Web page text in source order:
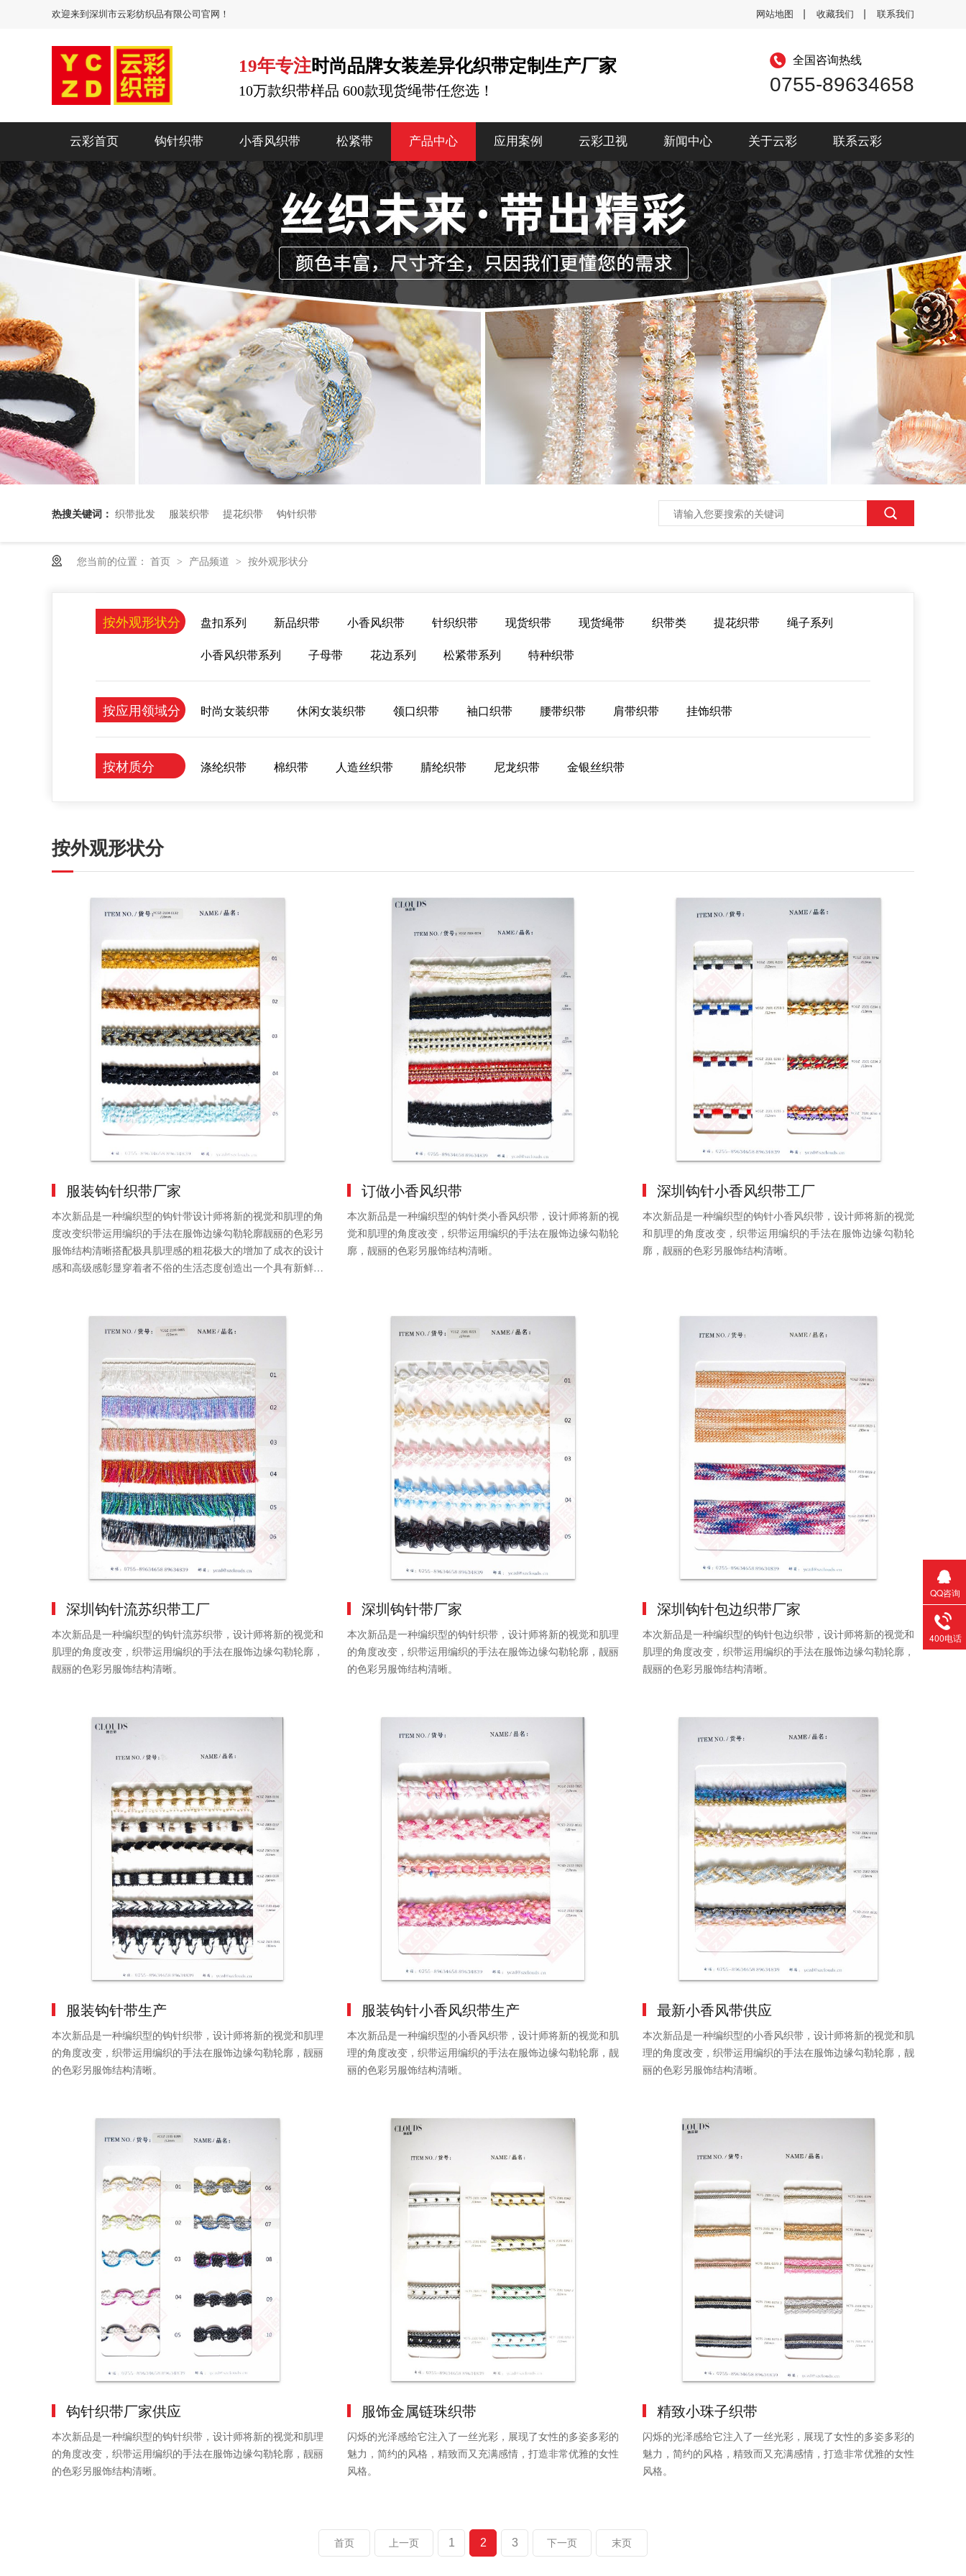
网站地图 收藏我们 联系我们
欢迎来到深圳市云彩纺织品有限公司官网！
19年专注时尚品牌女装差异化织带定制生产厂家
10万款织带样品 600款现货绳带任您选！
全国咨询热线
0755-89634658
云彩首页 钩针织带 小香风织带 松紧带 产品中心 应用案例 云彩卫视 新闻中心 关于云彩 联系云彩
热搜关键词： 织带批发 服装织带 提花织带 钩针织带
您当前的位置： 首页 > 产品频道 > 按外观形状分
按外观形状分 盘扣系列 新品织带 小香风织带 针织织带 现货织带 现货绳带 织带类 提花织带
绳子系列
小香风织带系列
子母带 花边系列 松紧带系列 特种织带
按应用领域分 时尚女装织带 休闲女装织带 领口织带 袖口织带 腰带织带 肩带织带 挂饰织带
按材质分 涤纶织带 棉织带 人造丝织带 腈纶织带 尼龙织带 金银丝织带
按外观形状分
服装钩针织带厂家
本次新品是一种编织型的钩针带设计师将新的视觉和肌理的角
度改变织带运用编织的手法在服饰边缘勾勒轮廓靓丽的色彩另
服饰结构清晰搭配极具肌理感的粗花极大的增加了成衣的设计
感和高级感彰显穿着者不俗的生活态度创造出一个具有新鲜感
订做小香风织带
本次新品是一种编织型的钩针类小香风织带，设计师将新的视
觉和肌理的角度改变，织带运用编织的手法在服饰边缘勾勒轮
廓，靓丽的色彩另服饰结构清晰。
深圳钩针小香风织带工厂
本次新品是一种编织型的钩针小香风织带，设计师将新的视觉
和肌理的角度改变，织带运用编织的手法在服饰边缘勾勒轮
廓，靓丽的色彩另服饰结构清晰。
深圳钩针流苏织带工厂
本次新品是一种编织型的钩针流苏织带，设计师将新的视觉和
肌理的角度改变，织带运用编织的手法在服饰边缘勾勒轮廓，
靓丽的色彩另服饰结构清晰。
深圳钩针带厂家
本次新品是一种编织型的钩针织带，设计师将新的视觉和肌理
的角度改变，织带运用编织的手法在服饰边缘勾勒轮廓，靓丽
的色彩另服饰结构清晰。
深圳钩针包边织带厂家
本次新品是一种编织型的钩针包边织带，设计师将新的视觉和
肌理的角度改变，织带运用编织的手法在服饰边缘勾勒轮廓，
靓丽的色彩另服饰结构清晰。
服装钩针带生产
本次新品是一种编织型的钩针织带，设计师将新的视觉和肌理
的角度改变，织带运用编织的手法在服饰边缘勾勒轮廓，靓丽
的色彩另服饰结构清晰。
服装钩针小香风织带生产
本次新品是一种编织型的小香风织带，设计师将新的视觉和肌
理的角度改变，织带运用编织的手法在服饰边缘勾勒轮廓，靓
丽的色彩另服饰结构清晰。
最新小香风带供应
本次新品是一种编织型的小香风织带，设计师将新的视觉和肌
理的角度改变，织带运用编织的手法在服饰边缘勾勒轮廓，靓
丽的色彩另服饰结构清晰。
钩针织带厂家供应
本次新品是一种编织型的钩针织带，设计师将新的视觉和肌理
的角度改变，织带运用编织的手法在服饰边缘勾勒轮廓，靓丽
的色彩另服饰结构清晰。
服饰金属链珠织带
闪烁的光泽感给它注入了一丝光彩，展现了女性的多姿多彩的
魅力，简约的风格，精致而又充满感情，打造非常优雅的女性
风格。
精致小珠子织带
闪烁的光泽感给它注入了一丝光彩，展现了女性的多姿多彩的
魅力，简约的风格，精致而又充满感情，打造非常优雅的女性
风格。
首页 上一页 1 2 3 下一页 末页
QQ咨询
400电话